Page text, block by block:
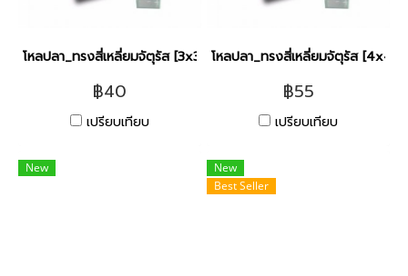
โหลปลา_ทรงสี่เหลี่ยมจัตุรัส [3x3นิ้ว]
฿40
เปรียบเทียบ
โหลปลา_ทรงสี่เหลี่ยมจัตุรัส [4x4นิ้
฿55
เปรียบเทียบ
New
New
Best Seller